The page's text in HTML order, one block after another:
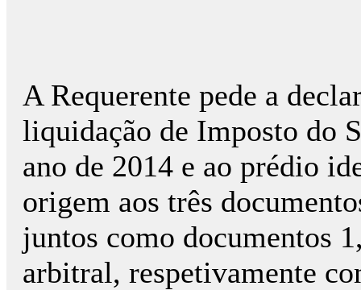
A Requerente pede a
liquidação de Imposto do
ano de 2014 e ao prédio
origem aos três
juntos como documentos
arbitral, respetivamente